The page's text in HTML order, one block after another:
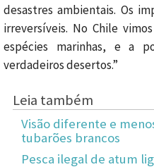
desastres ambientais. Os
irreversíveis. No Chile
espécies marinhas, e a
verdadeiros desertos.”
Leia também
Visão diferente e
tubarões brancos
Pesca ilegal de atum